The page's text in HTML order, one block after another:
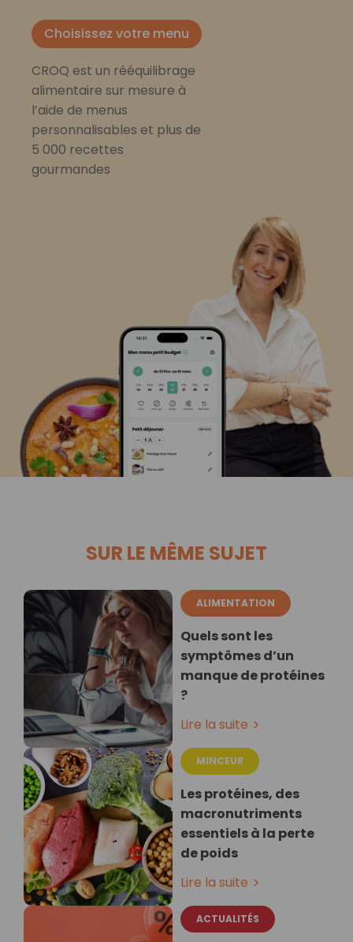
Choisissez votre menu
CROQ est un rééquilibrage
alimentaire sur mesure à
l’aide de menus
personnalisables et plus de
5 000 recettes
gourmandes
SUR LE MÊME SUJET
ALIMENTATION
Quels sont les
symptômes d’un
manque de protéines
?
Lire la suite
MINCEUR
Les protéines, des
macronutriments
essentiels à la perte
de poids
Lire la suite
ACTUALITÉS